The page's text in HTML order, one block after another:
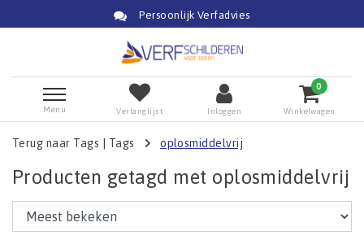
Persoonlijk Verfadvies
Menu Verlanglijst Inloggen
0
Winkelwagen
Terug naar Tags Tags oplosmiddelvrij
Producten getagd met oplosmiddelvrij